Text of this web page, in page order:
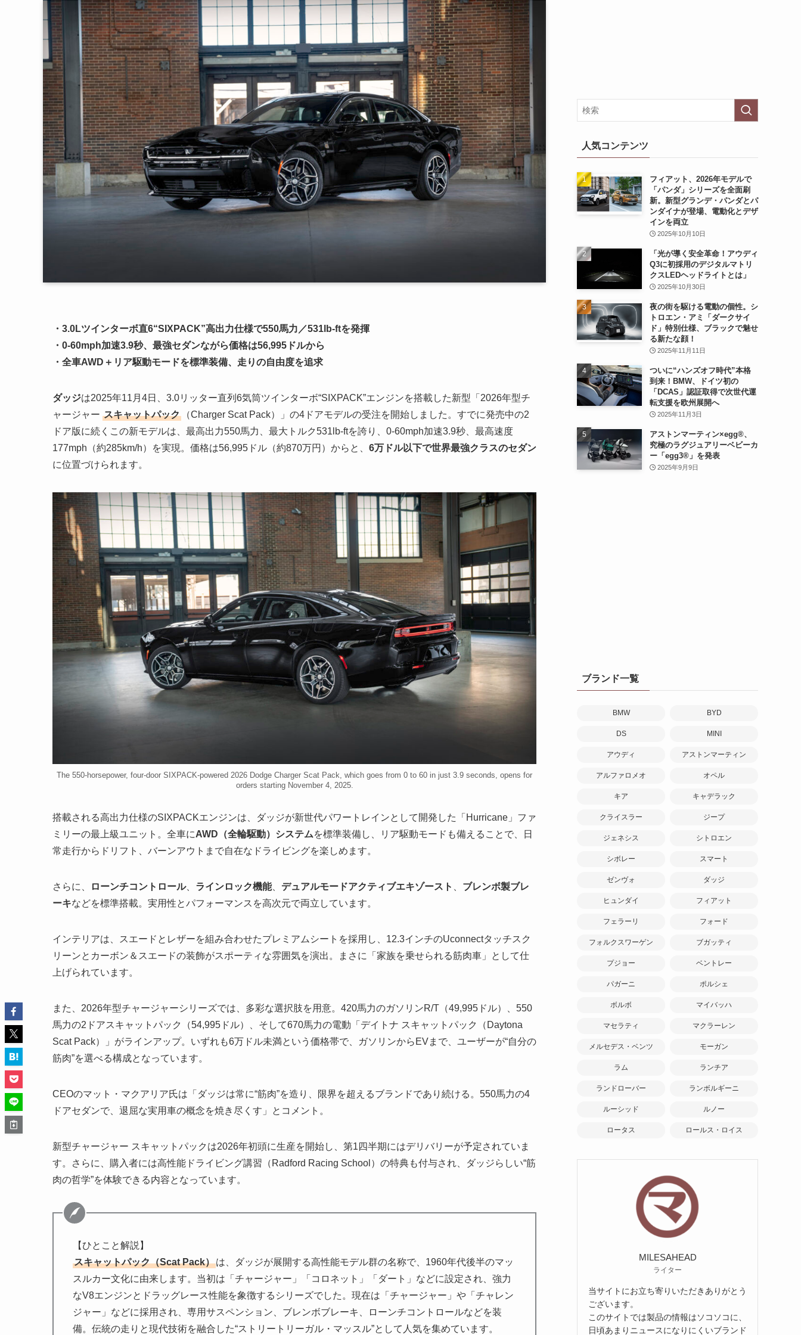
・3.0Lツインターボ直6“SIXPACK”高出力仕様で550馬力／531lb-ftを発揮
・0-60mph加速3.9秒、最強セダンながら価格は56,995ドルから
・全車AWD＋リア駆動モードを標準装備、走りの自由度を追求
ダッジは2025年11月4日、3.0リッター直列6気筒ツインターボ“SIXPACK”エンジンを搭載した新型「2026年型チ
ャージャー スキャットパック
（Charger Scat Pack）」の4ドアモデルの受注を開始しました。すでに発売中の2
ドア版に続くこの新モデルは、最高出力550馬力、最大トルク531lb-ftを誇り、0-60mph加速3.9秒、最高速度
177mph（約285km/h）を実現。価格は56,995ドル（約870万円）からと、 6万ドル以下で世界最強クラスのセダン
に位置づけられます。
The 550-horsepower, four-door SIXPACK-powered 2026 Dodge Charger Scat Pack, which goes from 0 to 60 in just 3.9 seconds, opens for
orders starting November 4, 2025.
搭載される高出力仕様のSIXPACKエンジンは、ダッジが新世代パワートレインとして開発した「Hurricane」ファ
ミリーの最上級ユニット。全車にAWD（全輪駆動）システムを標準装備し、リア駆動モードも備えることで、日
常走行からドリフト、バーンアウトまで自在なドライビングを楽しめます。
さらに、 ローンチコントロール、 ラインロック機能、 デュアルモードアクティブエキゾースト
ブレンボ製ブレ
ーキなどを標準搭載。実用性とパフォーマンスを高次元で両立しています。
インテリアは、スエードとレザーを組み合わせたプレミアムシートを採用し、12.3インチのUconnectタッチスク
リーンとカーボン＆スエードの装飾がスポーティな雰囲気を演出。まさに「家族を乗せられる筋肉車」として仕
上げられています。
また、2026年型チャージャーシリーズでは、多彩な選択肢を用意。420馬力のガソリンR/T（49,995ドル）、550
馬力の2ドアスキャットパック（54,995ドル）、そして670馬力の電動「デイトナ スキャットパック（Daytona
Scat Pack）」がラインアップ。いずれも6万ドル未満という価格帯で、ガソリンからEVまで、ユーザーが“自分の
筋肉”を選べる構成となっています。
CEOのマット・マクアリア氏は「ダッジは常に“筋肉”を造り、限界を超えるブランドであり続ける。550馬力の4
ドアセダンで、退屈な実用車の概念を焼き尽くす」とコメント。
新型チャージャー スキャットパックは2026年初頭に生産を開始し、第1四半期にはデリバリーが予定されていま
す。さらに、購入者には高性能ドライビング講習（Radford Racing School）の特典も付与され、ダッジらしい“筋
肉の哲学”を体験できる内容となっています。
【ひとこと解説】
スキャットパック（Scat Pack）は、ダッジが展開する高性能モデル群の名称で、1960年代後半のマッ
スルカー文化に由来します。当初は「チャージャー」「コロネット」「ダート」などに設定され、強力
なV8エンジンとドラッグレース性能を象徴するシリーズでした。現在は「チャージャー」や「チャレン
ジャー」などに採用され、専用サスペンション、ブレンボブレーキ、ローンチコントロールなどを装
備。伝統の走りと現代技術を融合した“ストリートリーガル・マッスル”として人気を集めています。
人気コンテンツ
フィアット、2026年モデルで
「パンダ」シリーズを全面刷
新。新型グランデ・パンダとパ
ンダイナが登場、電動化とデザ
インを両立
2025年10月10日
「光が導く安全革命！アウディ
Q3に初採用のデジタルマトリ
クスLEDヘッドライトとは」
2025年10月30日
夜の街を駆ける電動の個性。シ
トロエン・アミ「ダークサイ
ド」特別仕様、ブラックで魅せ
る新たな顔！
2025年11月11日
ついに“ハンズオフ時代”本格
到来！BMW、ドイツ初の
「DCAS」認証取得で次世代運
転支援を欧州展開へ
2025年11月3日
アストンマーティン×egg®、
究極のラグジュアリーベビーカ
ー「egg3®」を発表
2025年9月9日
ブランド一覧
BMW BYD
DS MINI
アウディ アストンマーティン
アルファロメオ オペル
キア キャデラック
クライスラー ジープ
ジェネシス シトロエン
シボレー スマート
ゼンヴォ ダッジ
ヒュンダイ フィアット
フェラーリ フォード
フォルクスワーゲン ブガッティ
プジョー ベントレー
パガーニ ポルシェ
ボルボ マイバッハ
マセラティ マクラーレン
メルセデス・ベンツ モーガン
ラム ランチア
ランドローバー ランボルギーニ
ルーシッド ルノー
ロータス ロールス・ロイス
MILESAHEAD
ライター
当サイトにお立ち寄りいただきありがとう
ございます。
このサイトでは製品の情報はソコソコに、
日頃あまりニュースになりにくいブランド